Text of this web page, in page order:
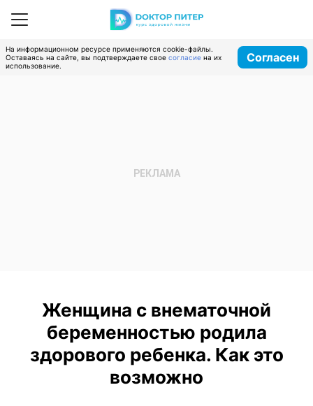
На информационном ресурсе применяются cookie-файлы.
Оставаясь на сайте, вы подтверждаете свое согласие на их
использование.
Согласен
Женщина с внематочной
беременностью родила
здорового ребенка. Как это
возможно